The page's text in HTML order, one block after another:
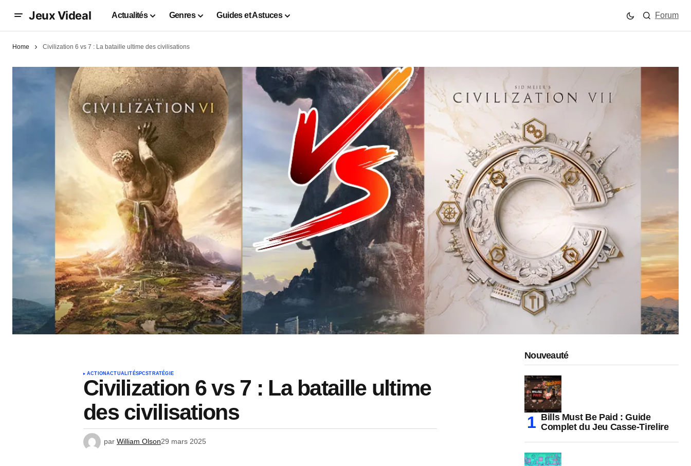
Jeux Videal Actualités Genres Guides et Astuces Forum
Home Civilization 6 vs 7 : La bataille ultime des civilisations
ACTIONACTUALITÉSPCSTRATÉGIE
Civilization 6 vs 7 : La bataille ultime
des civilisations
par William Olson29 mars 2025
Nouveauté
Bills Must Be Paid : Guide
Complet du Jeu Casse-Tirelire